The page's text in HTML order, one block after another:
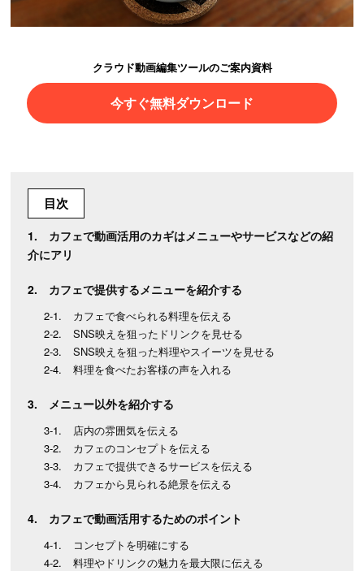
クラウド動画編集ツールのご案内資料
今すぐ無料ダウンロード
目次
カフェで動画活用のカギはメニューやサービスなどの紹
介にアリ
カフェで提供するメニューを紹介する
カフェで食べられる料理を伝える
SNS映えを狙ったドリンクを見せる
SNS映えを狙った料理やスイーツを見せる
料理を食べたお客様の声を入れる
メニュー以外を紹介する
店内の雰囲気を伝える
カフェのコンセプトを伝える
カフェで提供できるサービスを伝える
カフェから見られる絶景を伝える
カフェで動画活用するためのポイント
コンセプトを明確にする
料理やドリンクの魅力を最大限に伝える